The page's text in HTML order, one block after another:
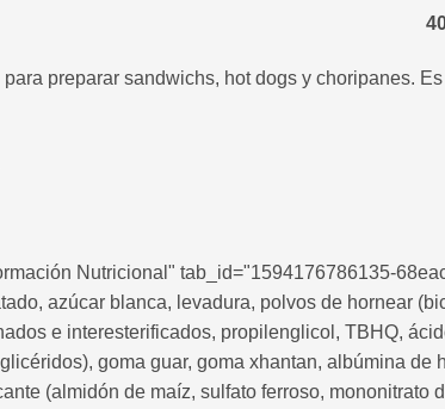
preparar sandwichs, hot dogs y choripanes.
Nutricional" tab_id="1594176786135-
azúcar blanca, levadura, polvos de hornear
e interesterificados, propilenglicol, TBHQ,
goma guar, goma xhantan, albúmina
(almidón de maíz, sulfato ferroso,